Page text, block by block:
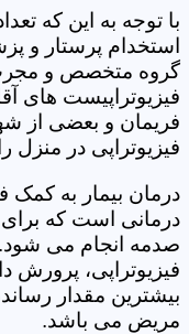
با توجه به این که
استخدام پرستار و
گروه متخصص و مجرب
فیزیوتراپیست های
فریمان و بعضی از
فیزیوتراپی در منزل
درمان بیمار به کمک
درمانی است که برای
صدمه انجام می
فیزیوتراپی، پرورش
بیشترین مقدار
مریض می باشد.